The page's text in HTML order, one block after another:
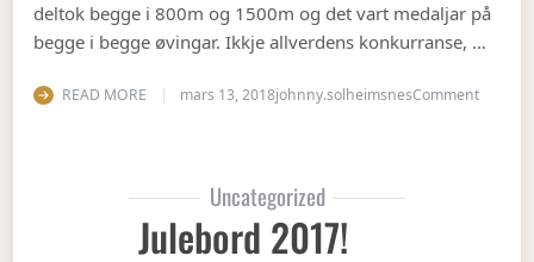
deltok begge i 800m og 1500m og det vart medaljar på
begge i begge øvingar. Ikkje allverdens konkurranse, …
READ MORE mars 13, 2018johnny.solheimsnesCommenton
Uncategorized
Julebord 2017!